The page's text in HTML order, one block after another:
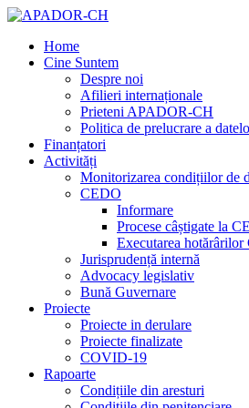
Home
Cine Suntem
Despre noi
Afilieri internaționale
Prieteni APADOR-CH
Politica de prelucrare a
Finanțatori
Activități
Monitorizarea condițiilor de
CEDO
Informare
Procese câștigate la
Executarea hotărârilor
Jurisprudență internă
Advocacy legislativ
Bună Guvernare
Proiecte
Proiecte in derulare
Proiecte finalizate
COVID-19
Rapoarte
Condițiile din aresturi